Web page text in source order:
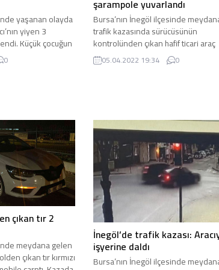
yaşanan olayda
yiyen 3
Küçük çocuğun
koruduğu
ilçesine bağlı
3 yaşındaki
0
şarampole yuvarlandı
Bursa’nın İnegöl ilçesinde
trafik kazasında sürücüsünün
kontrolünden çıkan hafif ticari araç
bariyerlere vurduktan sonra
yuvarlandı. Bursa-Ankara Karayolu
Recep Arslantaş yönetimindeki
Şehitler Mahallesi Kavşağı
kontrolden çıktı. Kontrolden çıkan
bariyerlere çarptıktan...
05.04.2022 19:34 0
çıkan tır 2
meydana gelen
çıkan tır kırmızı
İnegöl’de trafik kazası:
işyerine daldı
Bursa’nın İnegöl ilçesinde